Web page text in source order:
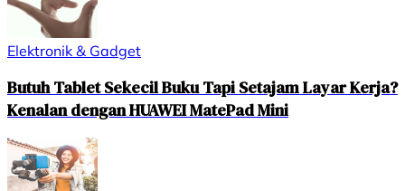
Elektronik & Gadget
Butuh Tablet Sekecil Buku Tapi Setajam Layar Kerja?
Kenalan dengan HUAWEI MatePad Mini